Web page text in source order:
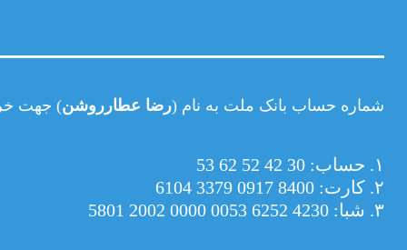
شماره حساب بانک ملت به نام (رضا عطارروشن) جهت
۱. حساب: 30 42 52 62 53
۲. کارت: 8400 0917 3379 6104
۳. شبا: 4230 6252 0053 0000 2002 5801